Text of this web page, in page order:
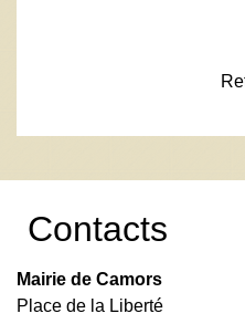
Contacts
Mairie de Camors
Place de la Liberté